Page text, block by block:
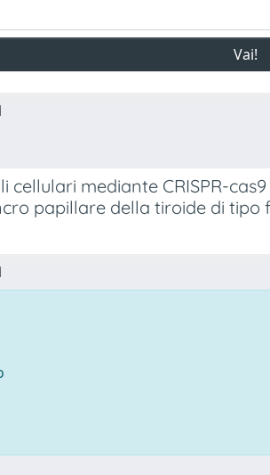
cellulari mediante CRISPR-
papillare della tiroide di tipo